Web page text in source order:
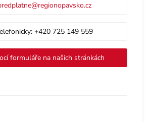
+420 725 149 559
formuláře na našich stránkách